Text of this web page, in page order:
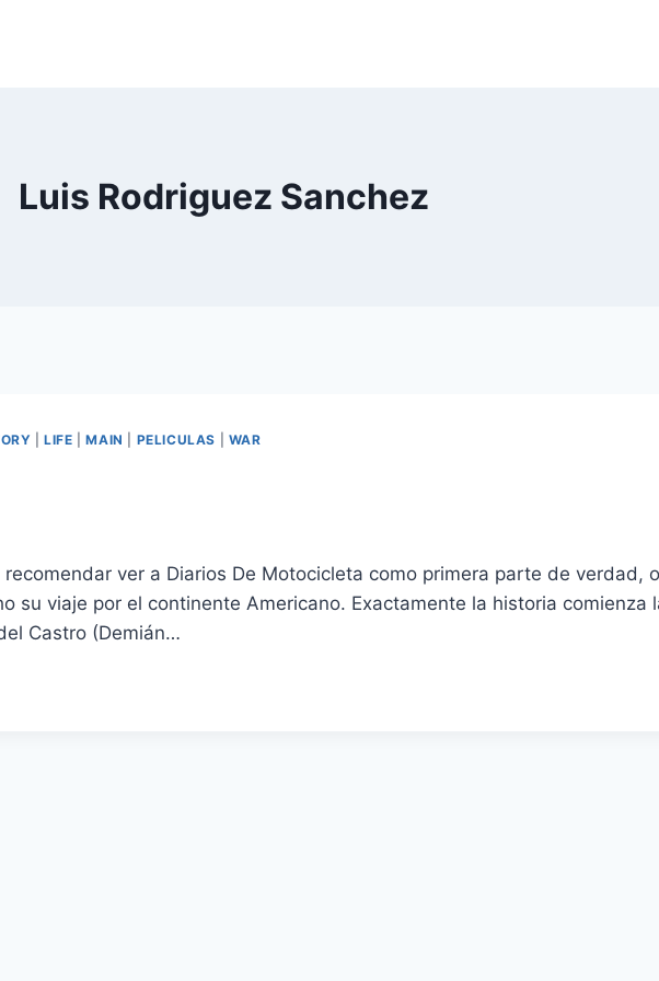
Luis Rodriguez Sanchez
|LIFE |MAIN PELICULAS WAR
ver a Diarios De Motocicleta como primera parte de verdad,
su viaje por el continente Americano. Exactamente la historia comienza
Castro (Demián…